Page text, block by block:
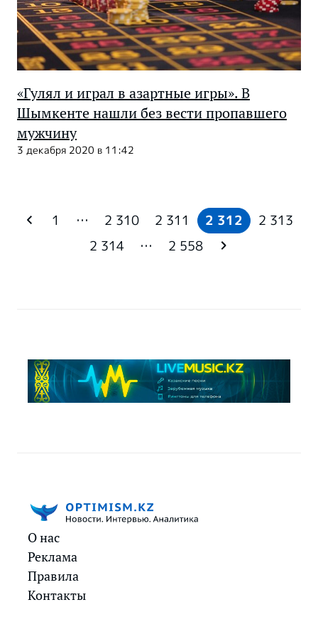
«Гулял и играл в азартные игры». В
Шымкенте нашли без вести пропавшего
мужчину
3 декабря 2020 в 11:42
1 … 2 310 2 311 2 312
2 313
2 314
… 2 558
О нас
Реклама
Правила
Контакты